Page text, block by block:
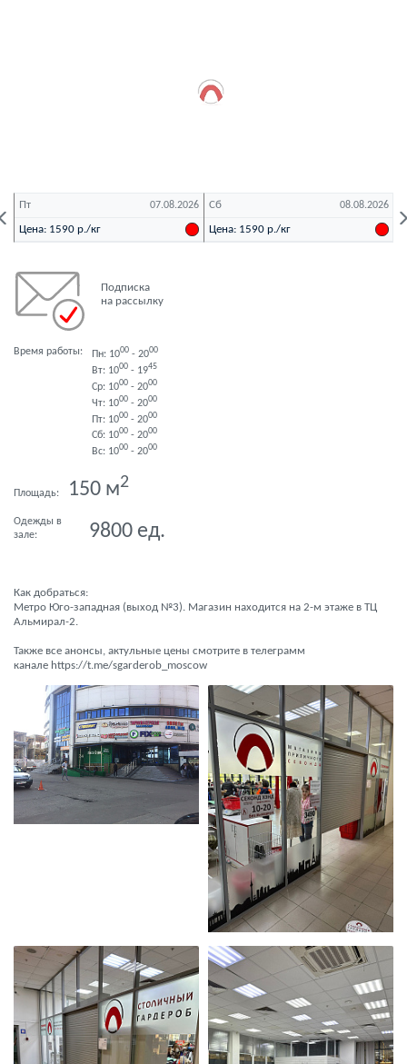
Пт 07.08.2026
Цена: 1590 р./кг
Сб 08.08.2026
Цена: 1590 р./кг
Подписка
на рассылку
Время работы: Пн: 1000 - 2000
Вт: 1000 - 1945
Ср: 1000 - 2000
Чт: 1000 - 2000
Пт: 1000 - 2000
Сб: 1000 - 2000
Вс: 1000 - 2000
Площадь: 150 м2
Одежды в
зале:
9800 ед.
Как добраться:
Метро Юго-западная (выход №3). Магазин находится на 2-м этаже в ТЦ
Альмирал-2.
Также все анонсы, актульные цены смотрите в телеграмм
канале https://t.me/sgarderob_moscow